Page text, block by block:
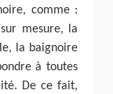
comme :
mesure, la
la baignoire
à toutes
De ce fait,